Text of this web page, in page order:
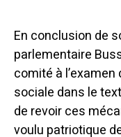
En conclusion de
parlementaire
comité à l’examen
sociale dans le
de revoir ces
voulu patriotique